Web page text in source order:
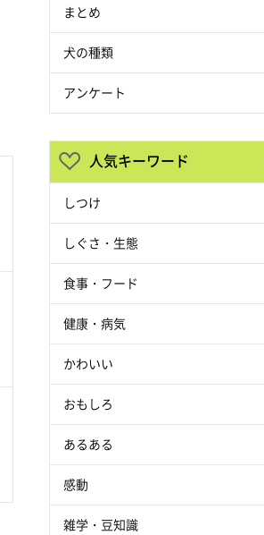
まとめ
犬の種類
アンケート
人気キーワード
しつけ
しぐさ・生態
食事・フード
健康・病気
かわいい
おもしろ
あるある
感動
雑学・豆知識